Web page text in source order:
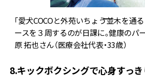
「愛犬COCOと外苑いちょう並木を通
ースを３周するのが日課に。健康のパ
原 拓也さん（医療会社代表・33歳）
8.キックボクシングで心身すっき